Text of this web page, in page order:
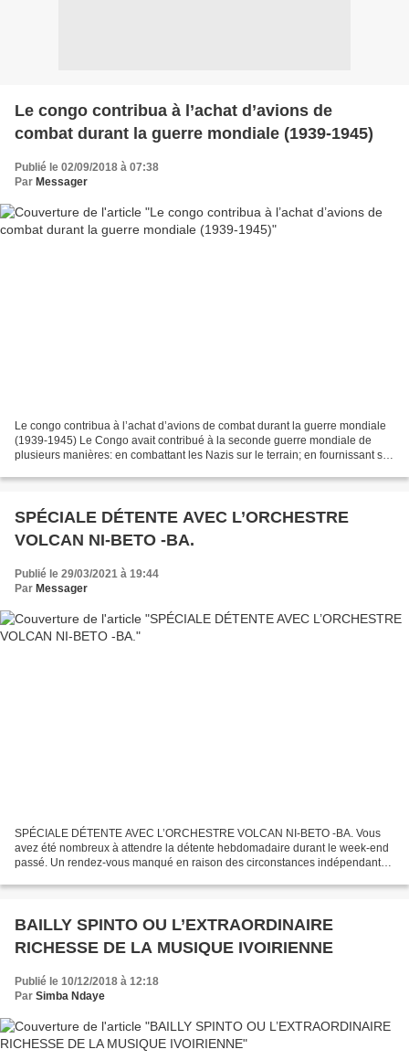
Le congo contribua à l’achat d’avions de
combat durant la guerre mondiale (1939-1945)
Publié le 02/09/2018 à 07:38
Par Messager
Le congo contribua à l’achat d’avions de combat durant la guerre mondiale
(1939-1945) Le Congo avait contribué à la seconde guerre mondiale de
plusieurs manières: en combattant les Nazis sur le terrain; en fournissant ses
SPÉCIALE DÉTENTE AVEC L’ORCHESTRE
VOLCAN NI-BETO -BA.
Publié le 29/03/2021 à 19:44
Par Messager
SPÉCIALE DÉTENTE AVEC L’ORCHESTRE VOLCAN NI-BETO -BA. Vous
avez été nombreux à attendre la détente hebdomadaire durant le week-end
passé. Un rendez-vous manqué en raison des circonstances indépendantes
BAILLY SPINTO OU L’EXTRAORDINAIRE
RICHESSE DE LA MUSIQUE IVOIRIENNE
Publié le 10/12/2018 à 12:18
Par Simba Ndaye